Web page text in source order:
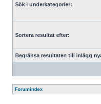
Sök i underkategorier:
Sortera resultat efter:
Begränsa resultaten till inlägg
Forumindex